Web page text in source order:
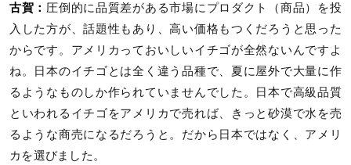
古賀： 圧倒的に品質差がある市場にプロダクト（商品）を投
入した方が、話題性もあり、高い価格もつくだろうと思った
からです。アメリカっておいしいイチゴが全然ないんですよ
ね。日本のイチゴとは全く違う品種で、夏に屋外で大量に作
るようなものしか作られていませんでした。日本で高級品質
といわれるイチゴをアメリカで売れば、きっと砂漠で水を売
るような商売になるだろうと。だから日本ではなく、アメリ
カを選びました。